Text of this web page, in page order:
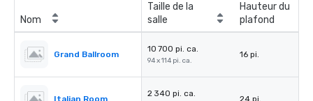
Nom
Taille de la
salle
Hauteur du
plafond
Grand Ballroom
10 700 pi. ca.
94 x 114 pi. ca.
16 pi.
Italian Room
2 340 pi. ca.
24 pi.